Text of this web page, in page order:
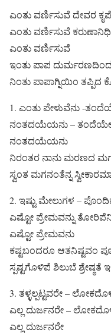
ಎಂತು ವರ್ಣಿಸುವೆ ದೇವರ
ಎಂತು ವರ್ಣಿಸುವೆ
ಎಂತು ವರ್ಣಿಸುವೆ
ಇಂತು ಪಾಪ
ನಿಂತು ಪಾಪಾಗ್ನಿಯಿಂ ತಪ್ಪಿದ
1. ಎಂತು ಪೇಳುವೆನು -
ನಂತದಯೆಯನು – ತಂದೆಯೇ
ನಂತದಯೆಯನು
ನಿರಂತರ ನಾನು ಮರಣದ
ಸ್ವಂತ ಮಗನಂತೆನ್ನ
2. ಇಷ್ಟು ಮೇಲುಗಳ –
ಎಷ್ಟೋ ಪ್ರೇಮವನ್ನು
ಎಷ್ಟೋ ಪ್ರೇಮವನು
ಕಷ್ಟಬಂದರೂ ಆತನಿಷ್ಟವಂ
ಸ್ಪಷ್ಟಗೊಳಿಪೆ ಶಿಲುಬೆ ಶ್ರೇಷ್ಠತೆ
3. ತಳ್ಳಲ್ಪಟ್ಟವರೇ –
ಎಲ್ಲ ದುರ್ಜನರೇ –
ಎಲ್ಲ ದುರ್ಜನರೇ